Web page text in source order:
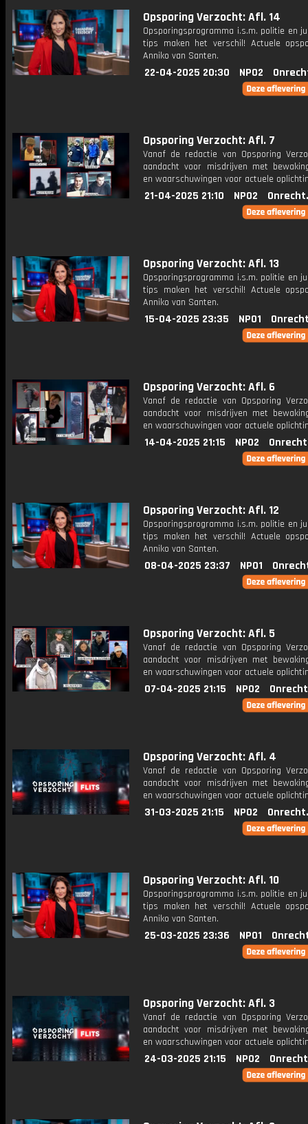
Opsporing Verzocht: Afl. 14
Opsporingsprogramma i.s.m. politie en
tips maken het verschil! Actuele
Anniko van Santen.
22-04-2025 20:30 NPO2
Opsporing Verzocht: Afl. 7
Vanaf de redactie van Opsporing
aandacht voor misdrijven met
en waarschuwingen voor actuele
21-04-2025 21:10 NPO2
Opsporing Verzocht: Afl. 13
Opsporingsprogramma i.s.m. politie en
tips maken het verschil! Actuele
Anniko van Santen.
15-04-2025 23:35 NPO1
Opsporing Verzocht: Afl. 6
Vanaf de redactie van Opsporing
aandacht voor misdrijven met
en waarschuwingen voor actuele
14-04-2025 21:15 NPO2
Opsporing Verzocht: Afl. 12
Opsporingsprogramma i.s.m. politie en
tips maken het verschil! Actuele
Anniko van Santen.
08-04-2025 23:37 NPO1
Opsporing Verzocht: Afl. 5
Vanaf de redactie van Opsporing
aandacht voor misdrijven met
en waarschuwingen voor actuele
07-04-2025 21:15 NPO2
Opsporing Verzocht: Afl. 4
Vanaf de redactie van Opsporing
aandacht voor misdrijven met
en waarschuwingen voor actuele
31-03-2025 21:15 NPO2
Opsporing Verzocht: Afl. 10
Opsporingsprogramma i.s.m. politie en
tips maken het verschil! Actuele
Anniko van Santen.
25-03-2025 23:36 NPO1
Opsporing Verzocht: Afl. 3
Vanaf de redactie van Opsporing
aandacht voor misdrijven met
en waarschuwingen voor actuele
24-03-2025 21:15 NPO2